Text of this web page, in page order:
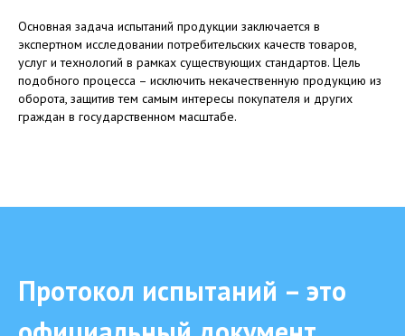
Основная задача испытаний продукции заключается в
экспертном исследовании потребительских качеств товаров,
услуг и технологий в рамках существующих стандартов. Цель
подобного процесса – исключить некачественную продукцию из
оборота, защитив тем самым интересы покупателя и других
граждан в государственном масштабе.
Протокол испытаний – это